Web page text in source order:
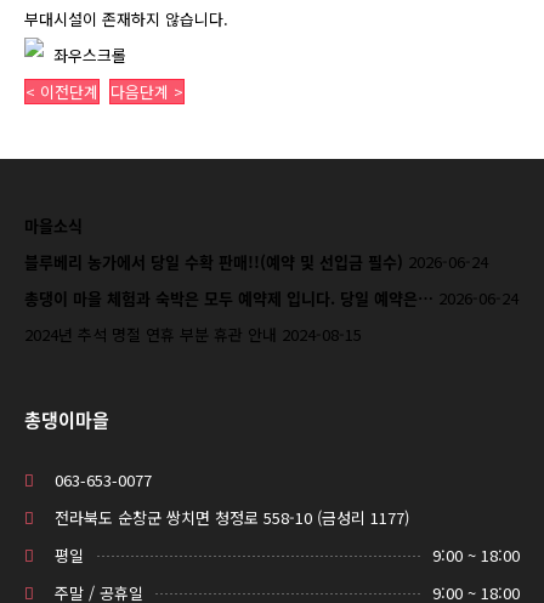
부대시설이 존재하지 않습니다.
좌우스크롤
< 이전단계
다음단계 >
마을소식
블루베리 농가에서 당일 수확 판매!!(예약 및 선입금 필수) 2026-06-24
총댕이 마을 체험과 숙박은 모두 예약제 입니다. 당일 예약은… 2026-06-24
2024년 추석 명절 연휴 부분 휴관 안내 2024-08-15
총댕이마을
063-653-0077
전라북도 순창군 쌍치면 청정로 558-10 (금성리 1177)
평일
9:00 ~ 18:00
주말 / 공휴일
9:00 ~ 18:00